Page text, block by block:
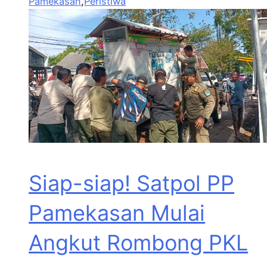
Siap-siap! Satpol PP
Pamekasan Mulai
Angkut Rombong PKL